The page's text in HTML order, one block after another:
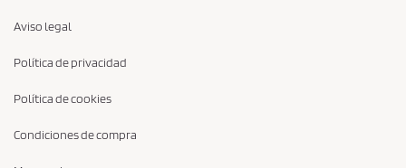
Aviso legal
Política de privacidad
Política de cookies
Condiciones de compra